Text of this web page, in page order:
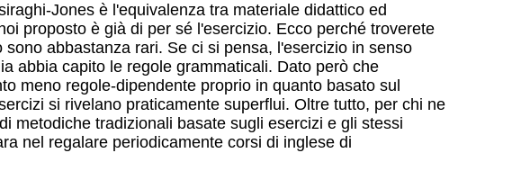
Jones è l'equivalenza tra materiale didattico ed
proposto è già di per sé l'esercizio. Ecco perché troverete
abbastanza rari. Se ci si pensa, l'esercizio in senso
abbia capito le regole grammaticali. Dato però che
meno regole-dipendente proprio in quanto basato sul
si rivelano praticamente superflui. Oltre tutto, per chi ne
metodiche tradizionali basate sugli esercizi e gli stessi
nel regalare periodicamente corsi di inglese di